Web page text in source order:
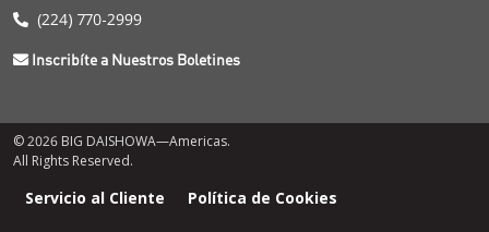
(224) 770-2999
Inscribíte a Nuestros Boletines
© 2026 BIG DAISHOWA—Americas.
All Rights Reserved.
Servicio al Cliente Política de Cookies